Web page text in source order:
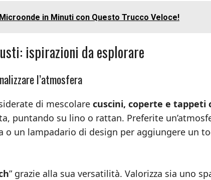
in Minuti con Questo Trucco Veloce!
ispirazioni da esplorare
l’atmosfera
di mescolare cuscini, coperte e tappeti
puntando su lino o rattan. Preferite
o un lampadario di design per aggiungere un
” grazie alla sua versatilità. Valorizza sia uno